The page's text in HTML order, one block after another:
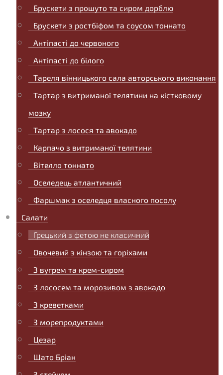
Брускети з прошуто та сиром дорблю
Брускети з ростбіфом та соусом тоннато
Антіпасті до червоного
Антіпасті до білого
Тареля вінницького сала авторського виконання
Тартар з витриманої телятини на кістковому
мозку
Тартар з лосося та авокадо
Карпачо з витриманої телятини
Вітелло тоннато
Оселедець атлантичний
Фаршмак з оселедця власного посолу
Салати
Грецький з фетою не класичний
Овочевий з кінзою та горіхами
З вугрем та крем-сиром
З лососем та морозивом з авокадо
З креветками
З морепродуктами
Цезар
Шато Бріан